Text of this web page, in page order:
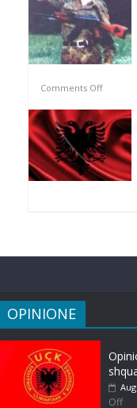
Comments Off
OPINIONE
Off